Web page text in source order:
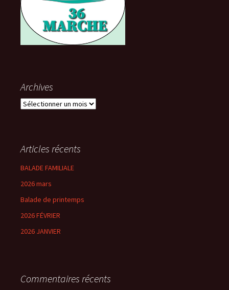
Archives
Archives
Articles récents
BALADE FAMILIALE
2026 mars
Balade de printemps
2026 FÉVRIER
2026 JANVIER
Commentaires récents